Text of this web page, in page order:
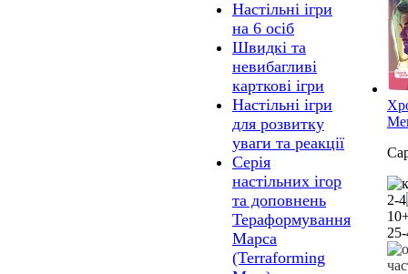
Настільні ігри
на 6 осіб
Швидкі та
невибагливі
карткові ігри
Настільні ігри
для розвитку
уваги та реакції
Серія
настільних ігор
та доповнень
Тераформування
Марса
(Terraforming
2-4